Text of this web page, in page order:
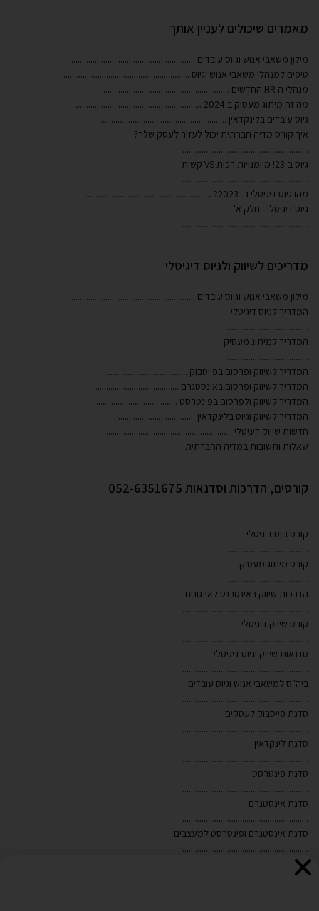
מאמרים שיכולים לעניין אותך
מילון משאבי אנוש וגיוס עובדים ...........................................................
טיפים למנהלי משאבי אנוש וגיוס ...........................................................
מנהלי ה HR החדשים
...........................................................
מה זה מיתוג מעסיק ב 2024
...........................................................
גיוס עובדים בלינקדאין ...........................................................
איך קורס מדיה חברתית יכול לעזור לעסק שלך?
...........................................................
גיוס ב-23! מיומנויות רכות VS קשות
...........................................................
מהו גיוס דיגיטלי ב- 2023?
...........................................................
גיוס דיגיטלי - חלק א'
...........................................................
מדריכים לשיווק ולגיוס דיגיטלי
מילון משאבי אנוש וגיוס עובדים ...........................................................
המדריך לגיוס דיגיטלי
......................................
המדריך למיתוג מעסיק
.......................................
המדריך לשיווק ופרסום בפייסבוק ......................................
המדריך לשיווק ופרסום באינסטגרם .......................................
המדריך לשיווק ולפרסום בפינטרסט ........................................
המדריך לשיווק וגיוס בלינקדאין ......................................
חדשות שיווק דיגיטלי ...........................................................
שאלות ותשובות במדיה החברתית
קורסים, הדרכות וסדנאות 052-6351675
קורס גיוס דיגיטלי
.......................................
קורס מיתוג מעסיק
.......................................
הדרכות שיווק באינטרנט לארגונים
...........................................................
קורס שיווק דיגיטלי
...........................................................
סדנאות שיווק וגיוס דיגיטלי
...........................................................
ביה"ס למשאבי אנוש וגיוס עובדים
...........................................................
סדנת פייסבוק לעסקים
...........................................................
סדנת לינקדאין
...........................................................
סדנת פינטרסט
...........................................................
סדנת אינסטגרם
...........................................................
סדנת אינסטגרם ופינטרסט למעצבים
...........................................................
מפת האתר
חוויית הגלישה והתאמת תכנים ופרסומים. בלחיצה על "אישור"
ובהמשך השימוש באתר, אתם מסכימים לשימוש כאמור. לקריאת
מדיניות הפרטיות ומדיניות ה-Cookies